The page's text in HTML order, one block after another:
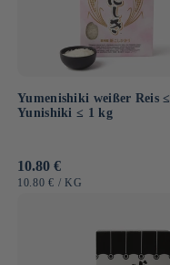
Yumenishiki weißer Reis ≤
Yunishiki ≤ 1 kg
Normaler
Preis
10.80 €
GRUNDPREIS
10.80 € / PRO
KG